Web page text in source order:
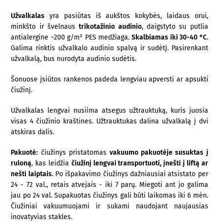
Užvalkalas yra pasiūtas iš aukštos kokybės, laidaus orui,
minkšto ir švelnaustrikotažinio audinio, daigstyto su putlia
antialergine ~200 g/m² PES medžiaga.Skalbiamas iki 30-40 °C.
Galima rinktis užvalkalo audinio spalvą ir sudėtį. Pasirenkant
užvalkalą, bus nurodyta audinio sudėtis.
Šonuose įsiūtos rankenos padeda lengviau apversti ar apsukti
čiužinį.
Užvalkalas lengvai nusiima atsegus užtrauktuką, kuris juosia
visas 4 čiužinio kraštines. Užtrauktukas dalina užvalkalą į dvi
atskiras dalis.
Pakuotė: čiužinys pristatomas vakuumo pakuotėje susuktas į
ruloną, kas leidžia čiužinį lengvai transportuoti, įnešti į liftą ar
nešti laiptais. Po išpakavimo čiužinys dažniausiai atsistato per
24 - 72 val., retais atvejais - iki 7 parų. Miegoti ant jo galima
jau po 24 val. Supakuotas čiužinys gali būti laikomas iki 6 mėn.
Čiužiniai vakuumuojami ir sukami naudojant naujausias
inovatyvias stakles.